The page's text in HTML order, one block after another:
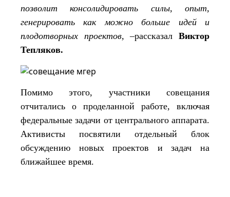
позволит консолидировать силы, опыт,
генерировать как можно больше идей и
плодотворных проектов, –рассказалВиктор
Тепляков.
Помимо этого, участники совещания
отчитались о проделанной работе, включая
федеральные задачи от центрального аппарата.
Активисты посвятили отдельный блок
обсуждению новых проектов и задач на
ближайшее время.